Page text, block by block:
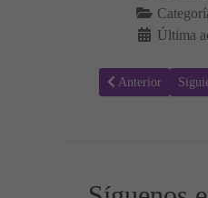
Última
Artículo anterior:
Anterior